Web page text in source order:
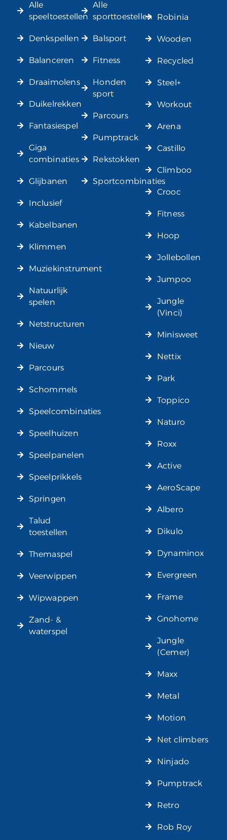
Alle
speeltoestellen
Denkspellen
Balanceren
Draaimolens
Duikelrekken
Fantasiespel
Giga
combinaties
Glijbanen
Inclusief
Kabelbanen
Klimmen
Muziekinstrument
Natuurlijk
spelen
Netstructuren
Nieuw
Parcours
Schommels
Speelcombinaties
Speelhuizen
Speelpanelen
Speelprikkels
Springen
Talud
toestellen
Themaspel
Veerwippen
Wipwappen
Zand- &
waterspel
Alle
sporttoestellen
Balsport
Fitness
Honden
sport
Parcours
Pumptrack
Rekstokken
Sportcombinaties
Robinia
Wooden
Recycled
Steel+
Workout
Arena
Castillo
Climboo
Crooc
Fitness
Hoop
Jollebollen
Jumpoo
Jungle
(Vinci)
Minisweet
Nettix
Park
Toppico
Naturo
Roxx
Active
AeroScape
Albero
Dikulo
Dynaminox
Evergreen
Frame
Gnohome
Jungle
(Cemer)
Maxx
Metal
Motion
Net climbers
Ninjado
Pumptrack
Retro
Rob Roy